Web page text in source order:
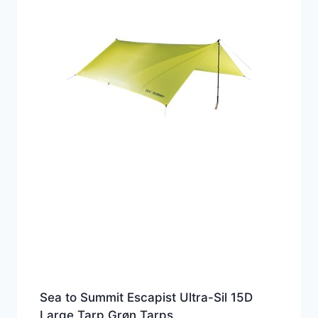
Sea to Summit Escapist Ultra-Sil 15D